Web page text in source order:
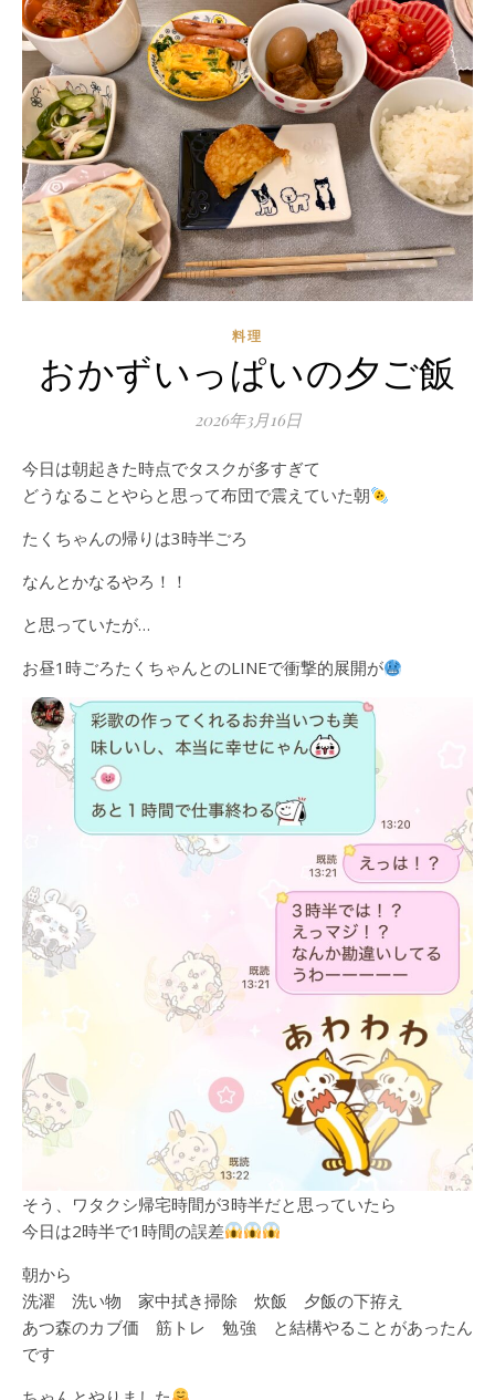
料理
おかずいっぱいの夕ご飯
2026年3月16日
今日は朝起きた時点でタスクが多すぎて
どうなることやらと思って布団で震えていた朝
たくちゃんの帰りは3時半ごろ
なんとかなるやろ！！
と思っていたが…
お昼1時ごろたくちゃんとのLINEで衝撃的展開が
そう、ワタクシ帰宅時間が3時半だと思っていたら
今日は2時半で1時間の誤差
朝から
洗濯 洗い物 家中拭き掃除 炊飯 夕飯の下拵え
あつ森のカブ価 筋トレ 勉強 と結構やることがあったん
です